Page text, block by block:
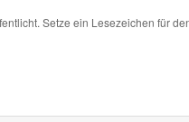
Setze ein Lesezeichen für